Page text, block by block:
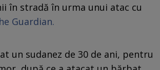
în stradă în urma unui atac cu
Guardian.
un sudanez de 30 de ani, pentru